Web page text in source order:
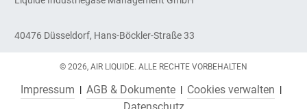
40476 Düsseldorf, Hans-Böckler-Straße 33
© 2026, AIR LIQUIDE. ALLE RECHTE VORBEHALTEN
Impressum AGB & Dokumente
Cookies verwalten